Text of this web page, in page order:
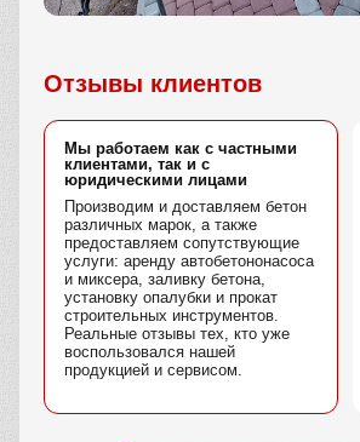
Отзывы клиентов
Мы работаем как с частными
клиентами, так и с
юридическими лицами
Производим и доставляем бетон
различных марок, а также
предоставляем сопутствующие
услуги: аренду автобетононасоса
и миксера, заливку бетона,
установку опалубки и прокат
строительных инструментов.
Реальные отзывы тех, кто уже
воспользовался нашей
продукцией и сервисом.